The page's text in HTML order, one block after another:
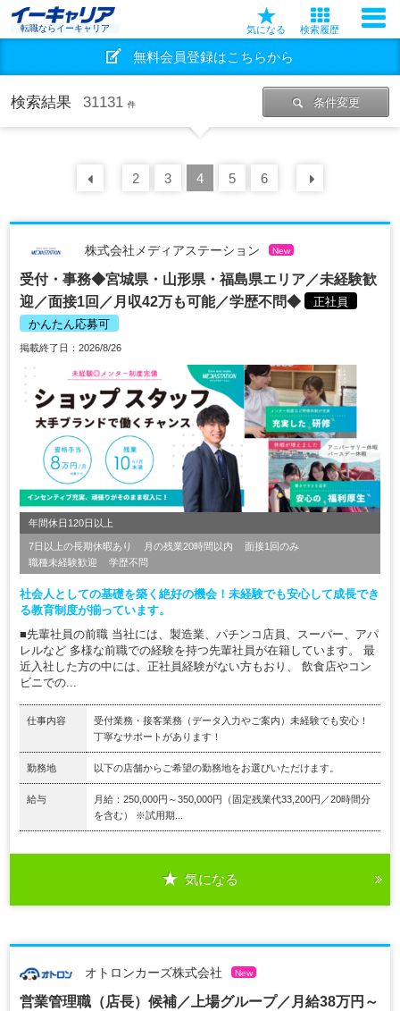
転職ならイーキャリア 気になる 検索履歴
無料会員登録はこちらから
検索結果 31131 件 条件変更
前の 30
2 3 4 5 6
株式会社メディアステーション New
受付・事務◆宮城県・山形県・福島県エリア／未経験歓
迎／面接1回／月収42万も可能／学歴不問◆
正社員
かんたん応募可
掲載終了日：2026/8/26
年間休日120日以上
7日以上の長期休暇あり 月の残業20時間以内
面接1回のみ
職種未経験歓迎
学歴不問
社会人としての基礎を築く絶好の機会！未経験でも安心して成長でき
る教育制度が揃っています。
■先輩社員の前職 当社には、製造業、パチンコ店員、スーパー、アパ
レルなど 多様な前職での経験を持つ先輩社員が在籍しています。 最
近入社した方の中には、正社員経験がない方もおり、 飲食店やコン
ビニでの...
仕事内容
受付業務・接客業務（データ入力やご案内）未経験でも安心！
丁寧なサポートがあります！
勤務地 以下の店舗からご希望の勤務地をお選びいただけます。
給与
月給：250,000円～350,000円（固定残業代33,200円／20時間分
を含む） ※試用期...
気になる
オトロンカーズ株式会社 New
営業管理職（店長）候補／上場グループ／月給38万円～